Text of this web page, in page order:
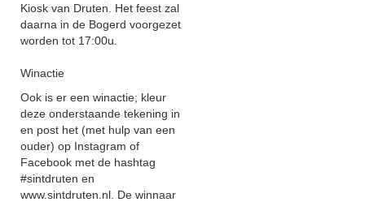
Kiosk van Druten. Het feest zal
daarna in de Bogerd voorgezet
worden tot 17:00u.
Winactie
Ook is er een winactie; kleur
deze onderstaande tekening in
en post het (met hulp van een
ouder) op Instagram of
Facebook met de hashtag
#sintdruten en
www.sintdruten.nl. De winnaar